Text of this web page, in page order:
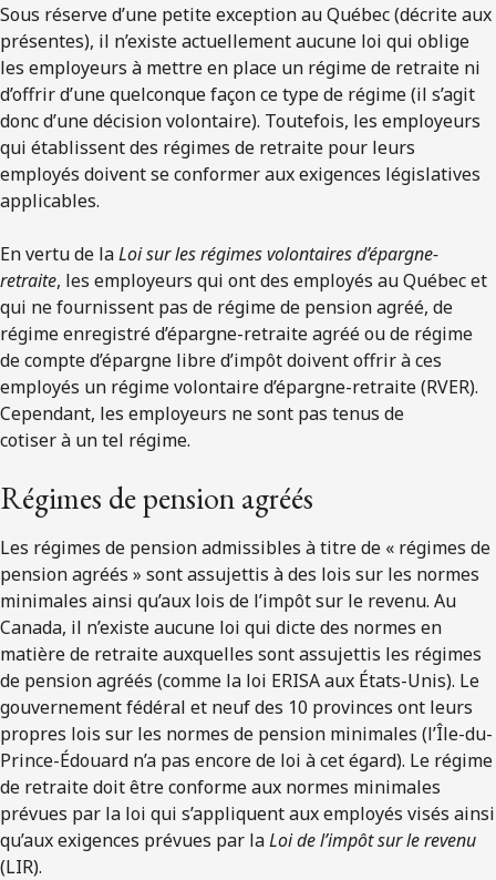
Sous réserve d’une petite exception au Québec (décrite aux
présentes), il n’existe actuellement aucune loi qui oblige
les employeurs à mettre en place un régime de retraite ni
d’offrir d’une quelconque façon ce type de régime (il s’agit
donc d’une décision volontaire). Toutefois, les employeurs
qui établissent des régimes de retraite pour leurs
employés doivent se conformer aux exigences législatives
applicables.
En vertu de laLoi sur les régimes volontaires d’épargne-
retraite, les employeurs qui ont des employés au Québec et
qui ne fournissent pas de régime de pension agréé, de
régime enregistré d’épargne-retraite agréé ou de régime
de compte d’épargne libre d’impôt doivent offrir à ces
employés un régime volontaire d’épargne-retraite (RVER).
Cependant, les employeurs ne sont pas tenus de
cotiser à un tel régime.
Régimes de pension agréés
Les régimes de pension admissibles à titre de « régimes de
pension agréés » sont assujettis à des lois sur les normes
minimales ainsi qu’aux lois de l’impôt sur le revenu. Au
Canada, il n’existe aucune loi qui dicte des normes en
matière de retraite auxquelles sont assujettis les régimes
de pension agréés (comme la loi ERISA aux États-Unis). Le
gouvernement fédéral et neuf des 10 provinces ont leurs
propres lois sur les normes de pension minimales (l’Île-du-
Prince-Édouard n’a pas encore de loi à cet égard). Le régime
de retraite doit être conforme aux normes minimales
prévues par la loi qui s’appliquent aux employés visés ainsi
qu’aux exigences prévues par laLoi de l’impôt sur le revenu
(LIR).